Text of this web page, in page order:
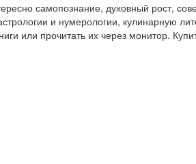
самопознание, духовный рост,
и нумерологии, кулинарную
или прочитать их через монитор.